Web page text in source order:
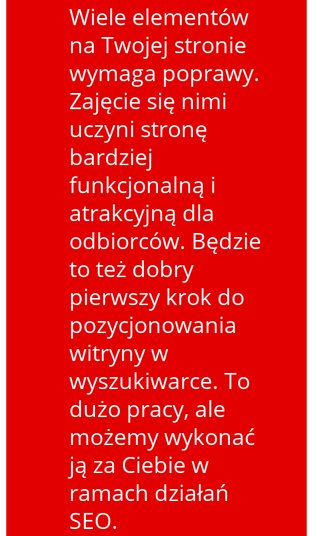
Wiele elementów
na Twojej stronie
wymaga poprawy.
Zajęcie się nimi
uczyni stronę
bardziej
funkcjonalną i
atrakcyjną dla
odbiorców. Będzie
to też dobry
pierwszy krok do
pozycjonowania
witryny w
wyszukiwarce. To
dużo pracy, ale
możemy wykonać
ją za Ciebie w
ramach działań
SEO.